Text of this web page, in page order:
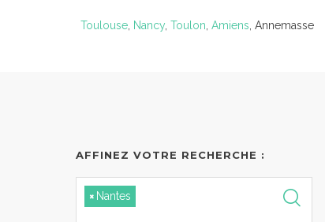
Toulouse Nancy, Toulon Amiens , Annemasse
AFFINEZ VOTRE RECHERCHE :
× Nantes